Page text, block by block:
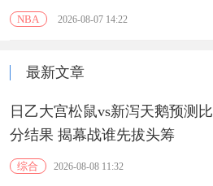
NBA 2026-08-07 14:22
最新文章
日乙大宫松鼠vs新泻天鹅预测比
分结果 揭幕战谁先拔头筹
综合 2026-08-08 11:32